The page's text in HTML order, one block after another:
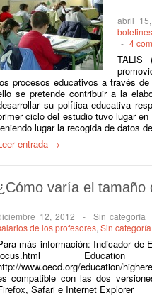
abril
boletines
- 4
TALIS
procesos educativos a través
se pretende contribuir a la
su política educativa
ciclo del estudio tuvo lugar
lugar la recogida de datos
entrada →
varía el tamaño
12, 2012 - Sin categoría
de los profesores, Sin categoría
más información: Indicador de
www.oecd.org/education/
compatible con las dos
Safari e Internet Explorer